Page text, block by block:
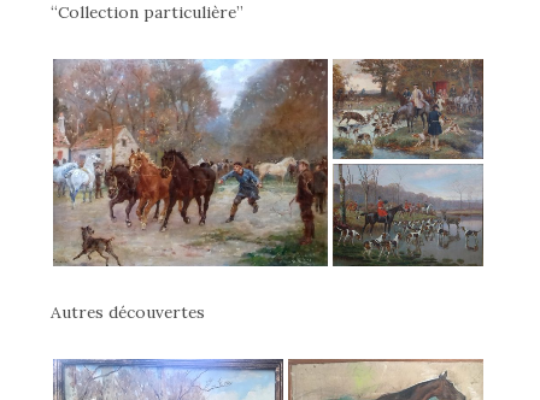
“Collection particulière”
Autres découvertes